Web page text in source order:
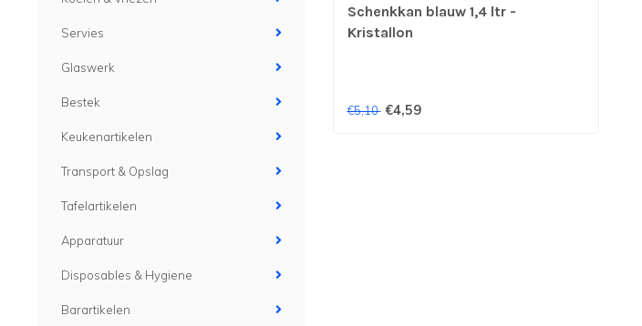
Servies
Glaswerk
Bestek
Keukenartikelen
Transport & Opslag
Tafelartikelen
Apparatuur
Disposables & Hygiene
Barartikelen
Schenkkan blauw 1,4 ltr -
Kristallon
€5,10 €4,59